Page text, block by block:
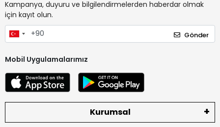
Kampanya, duyuru ve bilgilendirmelerden haberdar olmak
için kayıt olun.
Gönder
Mobil Uygulamalarımız
Kurumsal